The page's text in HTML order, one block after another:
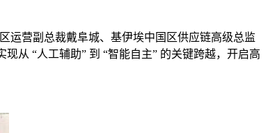
运营副总裁戴阜城、基伊埃中国区供应链高级总监
从 “人工辅助” 到 “智能自主” 的关键跨越，开启高